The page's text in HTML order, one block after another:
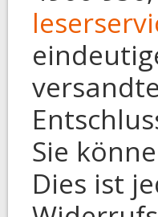
Sie
Dies ist